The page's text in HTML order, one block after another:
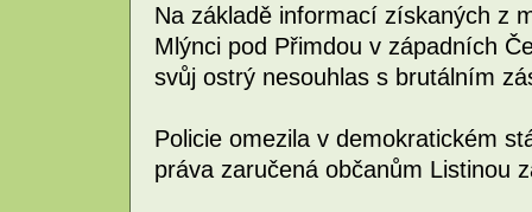
Na základě informací získaných z
Mlýnci pod Přimdou v západních
svůj ostrý nesouhlas s brutálním
Policie omezila v demokratickém
práva zaručená občanům Listinou